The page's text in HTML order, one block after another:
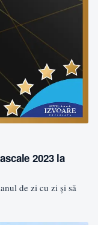
2023 la
de zi cu zi și să